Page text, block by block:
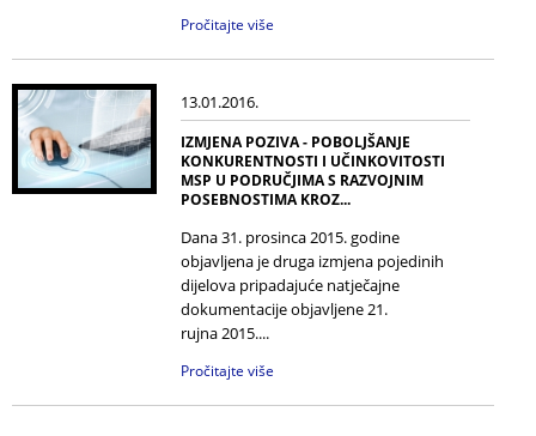
Pročitajte više
13.01.2016.
IZMJENA POZIVA - POBOLJŠANJE
KONKURENTNOSTI I UČINKOVITOSTI
MSP U PODRUČJIMA S RAZVOJNIM
POSEBNOSTIMA KROZ...
Dana 31. prosinca 2015. godine
objavljena je druga izmjena pojedinih
dijelova pripadajuće natječajne
dokumentacije objavljene 21.
rujna 2015....
Pročitajte više